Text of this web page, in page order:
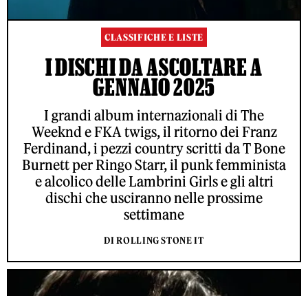
CLASSIFICHE E LISTE
I DISCHI DA ASCOLTARE A
GENNAIO 2025
I grandi album internazionali di The
Weeknd e FKA twigs, il ritorno dei Franz
Ferdinand, i pezzi country scritti da T Bone
Burnett per Ringo Starr, il punk femminista
e alcolico delle Lambrini Girls e gli altri
dischi che usciranno nelle prossime
settimane
DI ROLLING STONE IT